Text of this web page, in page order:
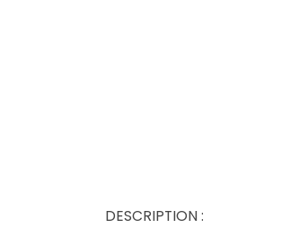
DESCRIPTION :